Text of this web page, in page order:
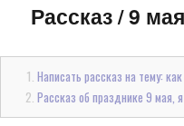
Рассказ/9
Написать рассказ на тему:
Рассказ об празднике 9 мая,